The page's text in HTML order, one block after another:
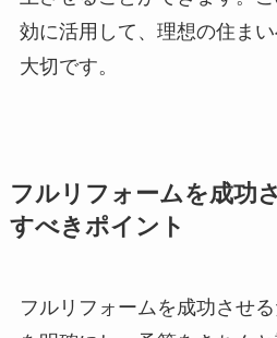
効に活用して、理想の住ま
大切です。
フルリフォームを成功
すべきポイント
フルリフォームを成功させ